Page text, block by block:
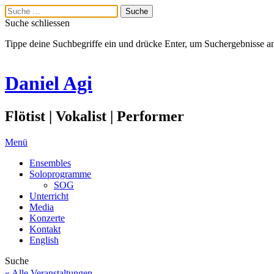
Suche schliessen
Tippe deine Suchbegriffe ein und drücke Enter, um Suchergebnisse
Daniel Agi
Flötist | Vokalist | Performer
Menü
Ensembles
Soloprogramme
SOG
Unterricht
Media
Konzerte
Kontakt
English
Suche